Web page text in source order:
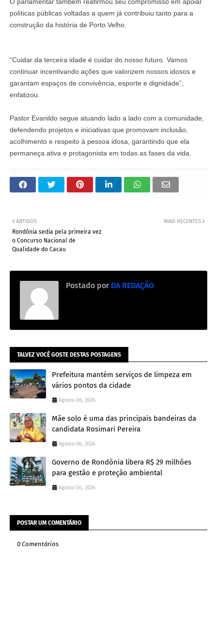
O parlamentar também reafirmou seu compromisso em apoiar
políticas públicas voltadas a quem já contribuiu tanto para a
construção da história de Porto Velho.
“Cuidar da terceira idade é cuidar do nosso futuro. Vamos
continuar incentivando ações que valorizem nossos idosos e
garantam espaços de convivência, esporte e dignidade”,
enfatizou.
Pastor Evanildo segue atuando lado a lado com a comunidade,
defendendo projetos e iniciativas que promovam inclusão,
acolhimento e respeito à pessoa idosa, garantindo que ela
permaneça ativa e protagonista em todas as fases da vida.
MAIS RECENTES
ANTIGOS
Rondônia sedia pela primeira vez
o Concurso Nacional de
Qualidade do Cacau
Postado por DA REDAÇÃO
TALVEZ VOCÊ GOSTE DESTAS POSTAGENS
Prefeitura mantém serviços de limpeza em
vários pontos da cidade
Agosto 06, 2026
Mãe solo é uma das principais bandeiras da
candidata Rosimari Pereira
Agosto 06, 2026
Governo de Rondônia libera R$ 29 milhões
para gestão e proteção ambiental
Agosto 06, 2026
POSTAR UM COMENTÁRIO
0 Comentários